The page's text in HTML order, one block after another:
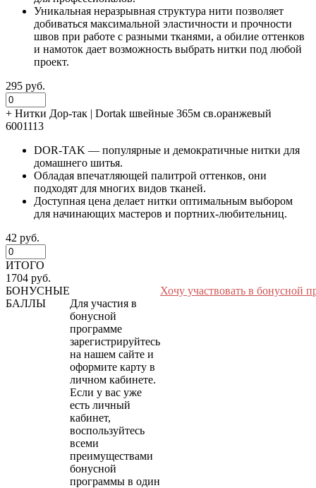
Уникальная неразрывная структура нити позволяет
добиваться максимальной эластичности и прочности
швов при работе с разными тканями, а обилие оттенков
и намоток дает возможность выбрать нитки под любой
проект.
295 руб.
+ Нитки Дор-так | Dortak швейные 365м св.оранжевый
6001113
DOR-TAK — популярные и демократичные нитки для
домашнего шитья.
Обладая впечатляющей палитрой оттенков, они
подходят для многих видов тканей.
Доступная цена делает нитки оптимальным выбором
для начинающих мастеров и портних-любительниц.
42 руб.
ИТОГО
1704 руб.
БОНУСНЫЕ
БАЛЛЫ
Для участия в
бонусной
программе
зарегистрируйтесь
на нашем сайте и
оформите карту в
личном кабинете.
Если у вас уже
есть личный
кабинет,
воспользуйтесь
всеми
преимуществами
бонусной
программы в один
Хочу участвовать в бонусной